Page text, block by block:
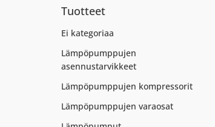
Tuotteet
Ei kategoriaa
Lämpöpumppujen
asennustarvikkeet
Lämpöpumppujen kompressorit
Lämpöpumppujen varaosat